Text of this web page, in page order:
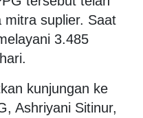
mitra suplier. Saat
3.485
kunjungan ke
Ashriyani Sitinur,